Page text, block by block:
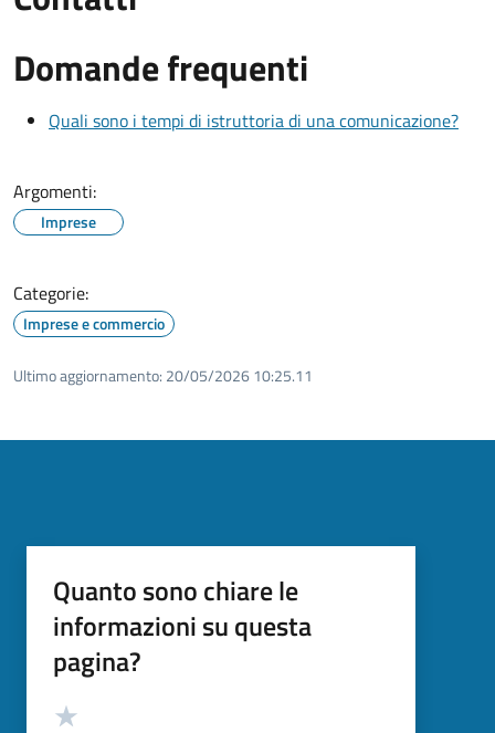
Domande frequenti
Quali sono i tempi di istruttoria di una comunicazione?
Argomenti:
Imprese
Categorie:
Imprese e commercio
Ultimo aggiornamento: 20/05/2026 10:25.11
Quanto sono chiare le
informazioni su questa
pagina?
Valutazione